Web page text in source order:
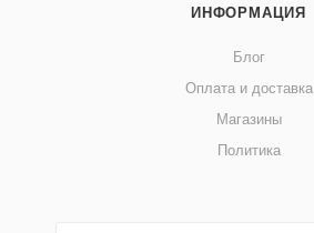
ИНФОРМАЦИЯ
Блог
Оплата и доставка
Магазины
Политика